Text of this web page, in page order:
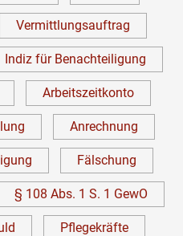
Vermittlungsauftrag
Indiz für Benachteiligung
Arbeitszeitkonto
Anrechnung
Fälschung
§ 108 Abs. 1 S. 1 GewO
Pflegekräfte